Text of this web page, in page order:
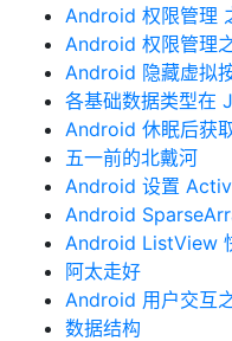
Android 权限管理
Android 权限管理
Android 隐藏虚拟
各基础数据类型在
Android 休眠后获
五一前的北戴河
Android 设置
Android
Android ListView
阿太走好
Android 用户交互
数据结构